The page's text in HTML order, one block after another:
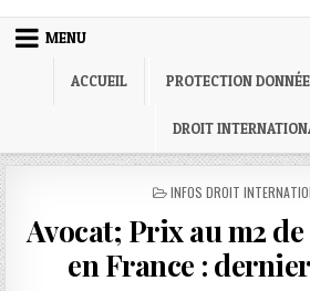
MENU
ACCUEIL PROTECTION
DROIT
POSTED
INFOS DROIT
Avocat; Prix au m2
en France :